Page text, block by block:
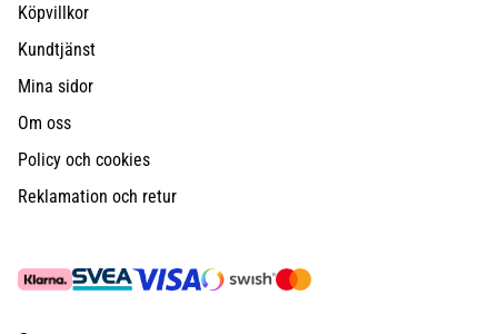
Köpvillkor
Kundtjänst
Mina sidor
Om oss
Policy och cookies
Reklamation och retur